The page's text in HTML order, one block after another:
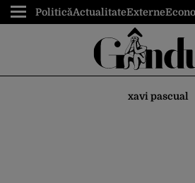
PoliticăActualitateExterne
xavi pascual